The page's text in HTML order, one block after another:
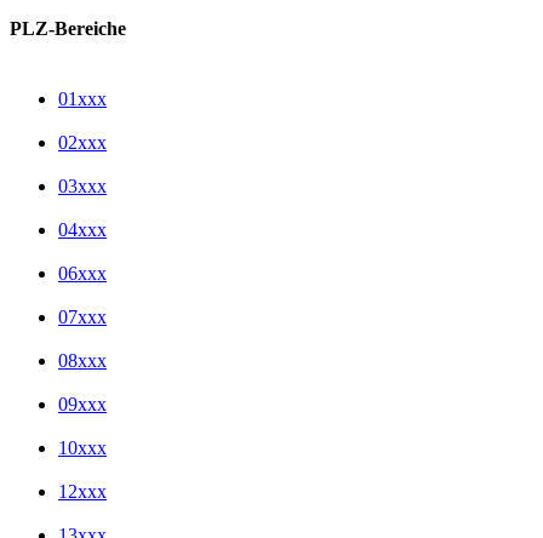
PLZ-Bereiche
01xxx
02xxx
03xxx
04xxx
06xxx
07xxx
08xxx
09xxx
10xxx
12xxx